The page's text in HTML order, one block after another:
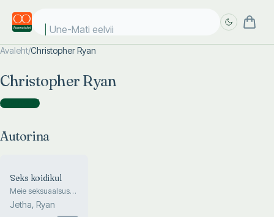
Une-Mati eelviim
Avaleht/Christopher Ryan
Christopher Ryan
Autorina )
Autorina
Seks koidikul
Meie seksuaalsuse
ürgne allikas
Jetha, Ryan